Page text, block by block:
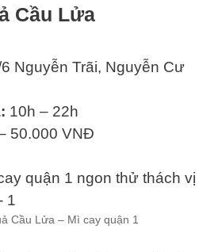
Cầu Lửa
Nguyễn Trãi, Nguyễn Cư
10h – 22h
50.000 VNĐ
Cầu Lửa – Mì cay quận 1